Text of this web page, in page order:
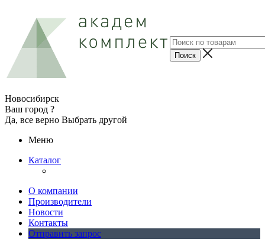
Новосибирск
Ваш город ?
Да, все верно Выбрать другой
Меню
Каталог
О компании
Производители
Новости
Контакты
Отправить запрос